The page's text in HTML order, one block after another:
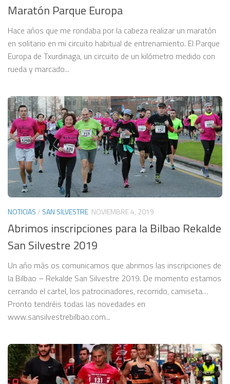
Maratón Parque Europa
Hace años que me rondaba por la cabeza realizar un maratón
en solitario en mi circuito habitual de entrenamiento. El Parque
Europa de Txurdinaga, un circuito de un kilómetro medido con
rueda y marcado...
NOTICIAS/ SAN SILVESTRE NOVIEMBRE 4, 2019
Abrimos inscripciones para la Bilbao Rekalde
San Silvestre 2019
Un año más os comunicamos que abrimos las inscripciones de
la Bilbao – Rekalde San Silvestre 2019. De momento estamos
cerrando el cartel, los patrocinadores, recorrido, camiseta…
Pronto tendréis todas las novedades en
www.sansilvestrebilbao.com...